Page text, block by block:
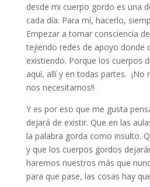
desde mi cuerpo gordo es una
cada día. Para mí, hacerlo,
Empezar a tomar consciencia
tejiendo redes de apoyo donde
existiendo. Porque los cuerpos
aquí, allí y en todas partes. ¡No
nos necesitamos!!
Y es por eso que me gusta
dejará de existir. Que en las
la palabra gorda como insulto.
y que los cuerpos gordos
haremos nuestros más que
para que pase, las cosas hay